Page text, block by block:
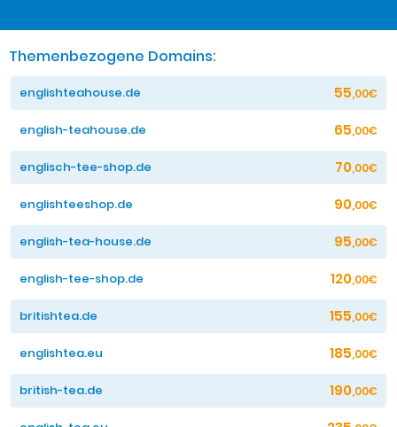
Themenbezogene Domains:
englishteahouse.de 55,00€
english-teahouse.de 65,00€
englisch-tee-shop.de 70,00€
englishteeshop.de 90,00€
english-tea-house.de 95,00€
english-tee-shop.de 120,00€
britishtea.de 155,00€
englishtea.eu 185,00€
british-tea.de 190,00€